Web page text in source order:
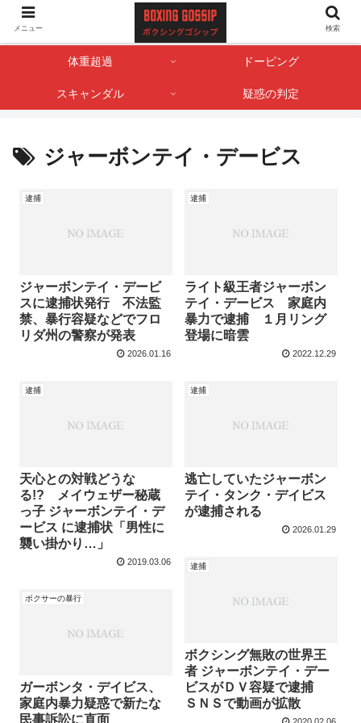
ボクサー・ボクシング界のゴシップやスキャンダル情報を記録しておくサイト
です。
体重超過 ドーピング
スキャンダル 疑惑の判定
ジャーボンテイ・デービス
逮捕
ジャーボンテイ・デービ
スに逮捕状発行 不法監
禁、暴行容疑などでフロ
リダ州の警察が発表
2026.01.16
逮捕
ライト級王者ジャーボン
テイ・デービス 家庭内
暴力で逮捕 １月リング
登場に暗雲
2022.12.29
逮捕
天心との対戦どうな
る!? メイウェザー秘蔵
っ子 ジャーボンテイ・デ
ービス に逮捕状「男性に
襲い掛かり…」
2019.03.06
逮捕
逃亡していたジャーボン
テイ・タンク・デイビス
が逮捕される
2026.01.29
逮捕
ボクシング無敗の世界王
者 ジャーボンテイ・デー
ビスがＤＶ容疑で逮捕
ＳＮＳで動画が拡散
ボクサーの暴行
ガーボンタ・デイビス、
家庭内暴力疑惑で新たな
民事訴訟に直面
メニュー 検索